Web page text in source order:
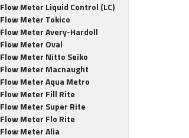
Flow Meter Liquid Control (LC)
Flow Meter Tokico
Flow Meter Avery-Hardoll
Flow Meter Oval
Flow Meter Nitto Seiko
Flow Meter Macnaught
Flow Meter Aqua Metro
Flow Meter Fill Rite
Flow Meter Super Rite
Flow Meter Flo Rite
Flow Meter Alia